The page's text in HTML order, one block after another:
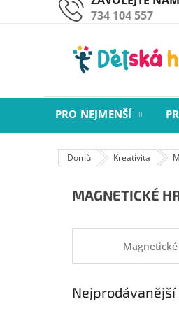
734 104 557
PRO NEJMENŠÍ
Domů Kreativita
MAGNETICKÉ
Nejprodávanější